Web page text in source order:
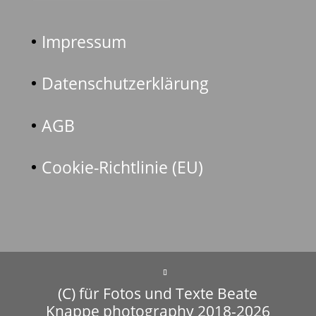
Impressum
Datenschutzerklärung
AGB
Cookie-Richtlinie (EU)
(C) für Fotos und Texte Beate
Knappe photography 2018-2026